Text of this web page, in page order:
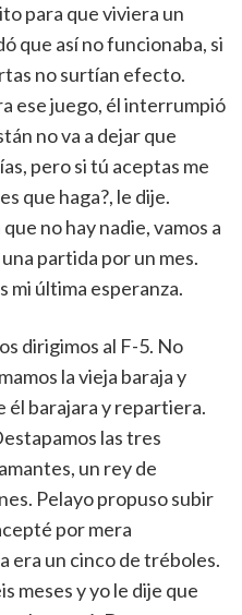
para que viviera un
que así no funcionaba, si
no surtían efecto.
ese juego, él interrumpió
no va a dejar que
pero si tú aceptas me
que haga?, le dije.
no hay nadie, vamos a
partida por un mes.
mi última esperanza.
dirigimos al F-5. No
la vieja baraja y
él barajara y repartiera.
las tres
un rey de
Pelayo propuso subir
por mera
era un cinco de tréboles.
meses y yo le dije que